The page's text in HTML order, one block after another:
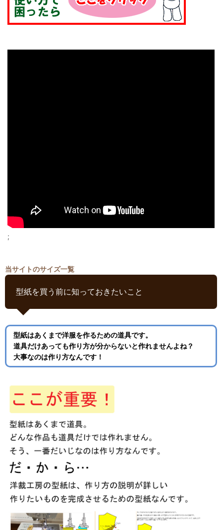
;
当サイトのサイズ一覧
型紙を買う前に知っておきたいこと
型紙はあくまで洋服を作るための道具です。
道具だけあっても作り方が分からないと作れませんよね？
大事なのは作り方なんです！